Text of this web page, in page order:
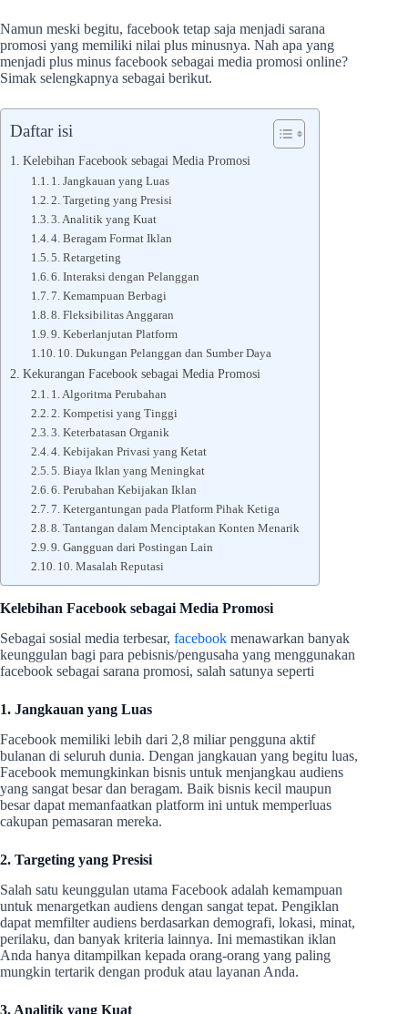
Namun meski begitu, facebook tetap saja menjadi sarana
promosi yang memiliki nilai plus minusnya. Nah apa yang
menjadi plus minus facebook sebagai media promosi online?
Simak selengkapnya sebagai berikut.
Daftar isi
Kelebihan Facebook sebagai Media Promosi
1. Jangkauan yang Luas
2. Targeting yang Presisi
3. Analitik yang Kuat
4. Beragam Format Iklan
5. Retargeting
6. Interaksi dengan Pelanggan
7. Kemampuan Berbagi
8. Fleksibilitas Anggaran
9. Keberlanjutan Platform
10. Dukungan Pelanggan dan Sumber Daya
Kekurangan Facebook sebagai Media Promosi
1. Algoritma Perubahan
2. Kompetisi yang Tinggi
3. Keterbatasan Organik
4. Kebijakan Privasi yang Ketat
5. Biaya Iklan yang Meningkat
6. Perubahan Kebijakan Iklan
7. Ketergantungan pada Platform Pihak Ketiga
8. Tantangan dalam Menciptakan Konten Menarik
9. Gangguan dari Postingan Lain
10. Masalah Reputasi
Kelebihan Facebook sebagai Media Promosi
Sebagai sosial media terbesar, facebook menawarkan banyak
keunggulan bagi para pebisnis/pengusaha yang menggunakan
facebook sebagai sarana promosi, salah satunya seperti
1. Jangkauan yang Luas
Facebook memiliki lebih dari 2,8 miliar pengguna aktif
bulanan di seluruh dunia. Dengan jangkauan yang begitu luas,
Facebook memungkinkan bisnis untuk menjangkau audiens
yang sangat besar dan beragam. Baik bisnis kecil maupun
besar dapat memanfaatkan platform ini untuk memperluas
cakupan pemasaran mereka.
2. Targeting yang Presisi
Salah satu keunggulan utama Facebook adalah kemampuan
untuk menargetkan audiens dengan sangat tepat. Pengiklan
dapat memfilter audiens berdasarkan demografi, lokasi, minat,
perilaku, dan banyak kriteria lainnya. Ini memastikan iklan
Anda hanya ditampilkan kepada orang-orang yang paling
mungkin tertarik dengan produk atau layanan Anda.
3. Analitik yang Kuat